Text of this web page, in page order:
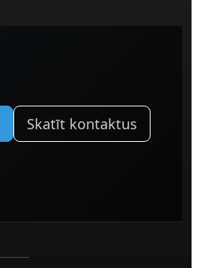
Skatīt kontaktus